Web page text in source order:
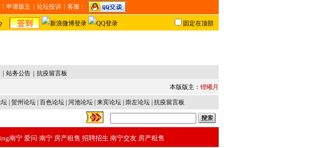
申请版主 论坛投诉 客服：
固定在顶部
站务公告
抗疫留言板
本版版主： 锂曦月
坛 贺州论坛 百色论坛 河池论坛 来宾论坛 崇左论坛 抗疫留言板
南宁 爱问·南宁 房产租售 招聘招生 南宁交友 房产租售